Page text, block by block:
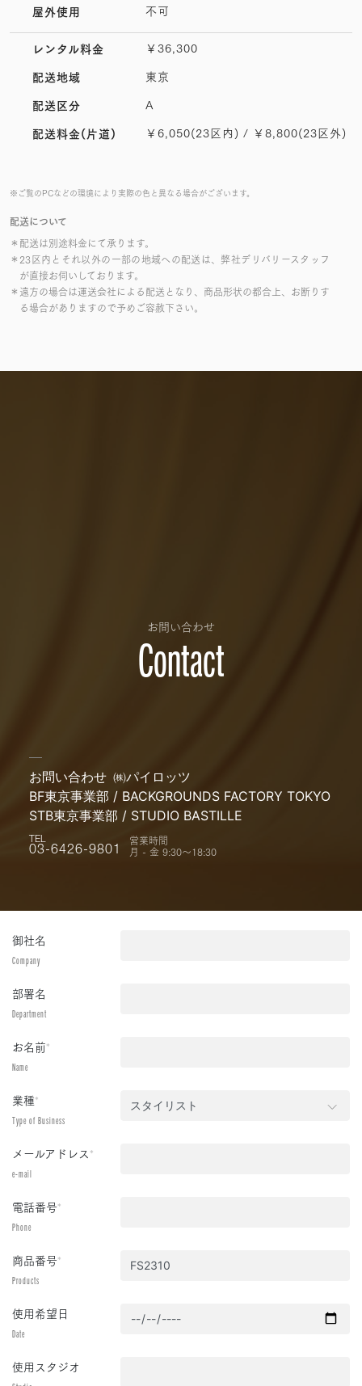
※ご覧のPCなどの環境により実際の色と異なる場合がございます。
配送について
＊配送は別途料金にて承ります。
＊23区内とそれ以外の一部の地域への配送は、弊社デリバリースタッフ
が直接お伺いしております。
＊遠方の場合は運送会社による配送となり、商品形状の都合上、お断りす
る場合がありますので予めご容赦下さい。
屋外使用 不可
レンタル料金 ￥36,300
配送地域 東京
配送区分 A
配送料金(片道) ￥6,050(23区内) / ￥8,800(23区外)
お問い合わせ
Contact
お問い合わせ ㈱パイロッツ
BF東京事業部 / BACKGROUNDS FACTORY TOKYO
STB東京事業部 / STUDIO BASTILLE
TEL
03-6426-9801
営業時間
月 - 金 9:30〜18:30
御社名
Company
部署名
Department
お名前*
Name
業種*
Type of Business
メールアドレス*
e-mail
電話番号*
Phone
商品番号*
Products
使用希望日
Date
使用スタジオ